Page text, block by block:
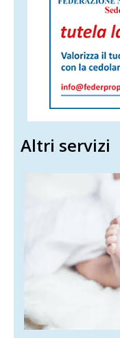
Altri servizi